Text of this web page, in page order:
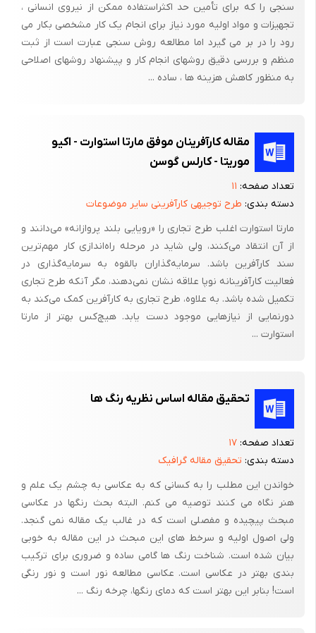
سنجی را که برای تأمین حد اکثراستفاده ممکن از نیروی انسانی ،
تجهیزات و مواد اولیه مورد نیاز برای انجام یک کار مشخصی بکار می
رود را در بر می گیرد اما مطالعه روش سنجی عبارت است از ثبت
منظم و بررسی دقیق روشهای انجام کار و پیشنهاد روشهای اصلاحی
به منظور کاهش هزینه ها ، ساده ...
مقاله کارآفرینان موفق مارتا استوارت - اکیو
موریتا - کارلس گوسن
تعداد صفحه: ۱۱
دسته بندی: طرح توجیهی کارآفرینی سایر موضوعات
مارتا استوارت اغلب طرح تجاری را «رویایی بلند پروازانه» می‌دانند و
از آن انتقاد می‌کنند، ولی شاید در مرحله راه‌اندازی کار مهم‌ترین
سند کارآفرین باشد. سرمایه‌گذاران بالقوه به سرمایه‌گذاری در
فعالیت کارآفرینانه نوپا علاقه نشان نمی‌دهند، مگر آنکه طرح تجاری
تکمیل شده باشد. به علاوه، طرح تجاری به کارآفرین کمک می‌کند به
دورنمایی از نیازهایی موجود دست یابد. هیچ‌کس بهتر از مارتا
استوارت ...
تحقیق مقاله اساس نظریه رنگ ها
تعداد صفحه: ۱۷
دسته بندی: تحقیق مقاله گرافیک
خواندن این مطلب را به کسانی که به عکاسی به چشم یک علم و
هنر نگاه می کنند توصیه می کنم. البته بحث رنگها در عکاسی
مبحث پیچیده و مفصلی است که در غالب یک مقاله نمی گنجد.
ولی اصول اولیه و سرخط های این مبحث در این مقاله به خوبی
بیان شده است. شناخت رنگ ها گامی ساده و ضروری برای ترکیب
بندی بهتر در عکاسی است. عکاسی مطالعه نور است و نور رنگی
است! بنابر این بهتر است که دمای رنگها، چرخه رنگ ...